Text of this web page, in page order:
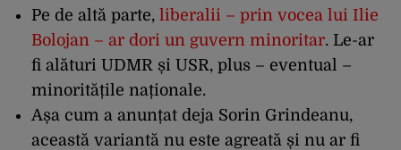
Pe de altă parte, liberalii – prin vocea lui Ilie
Bolojan – ar dori un guvern minoritar. Le-ar
fi alături UDMR și USR, plus – eventual –
minoritățile naționale.
Așa cum a anunțat deja Sorin Grindeanu,
această variantă nu este agreată și nu ar fi